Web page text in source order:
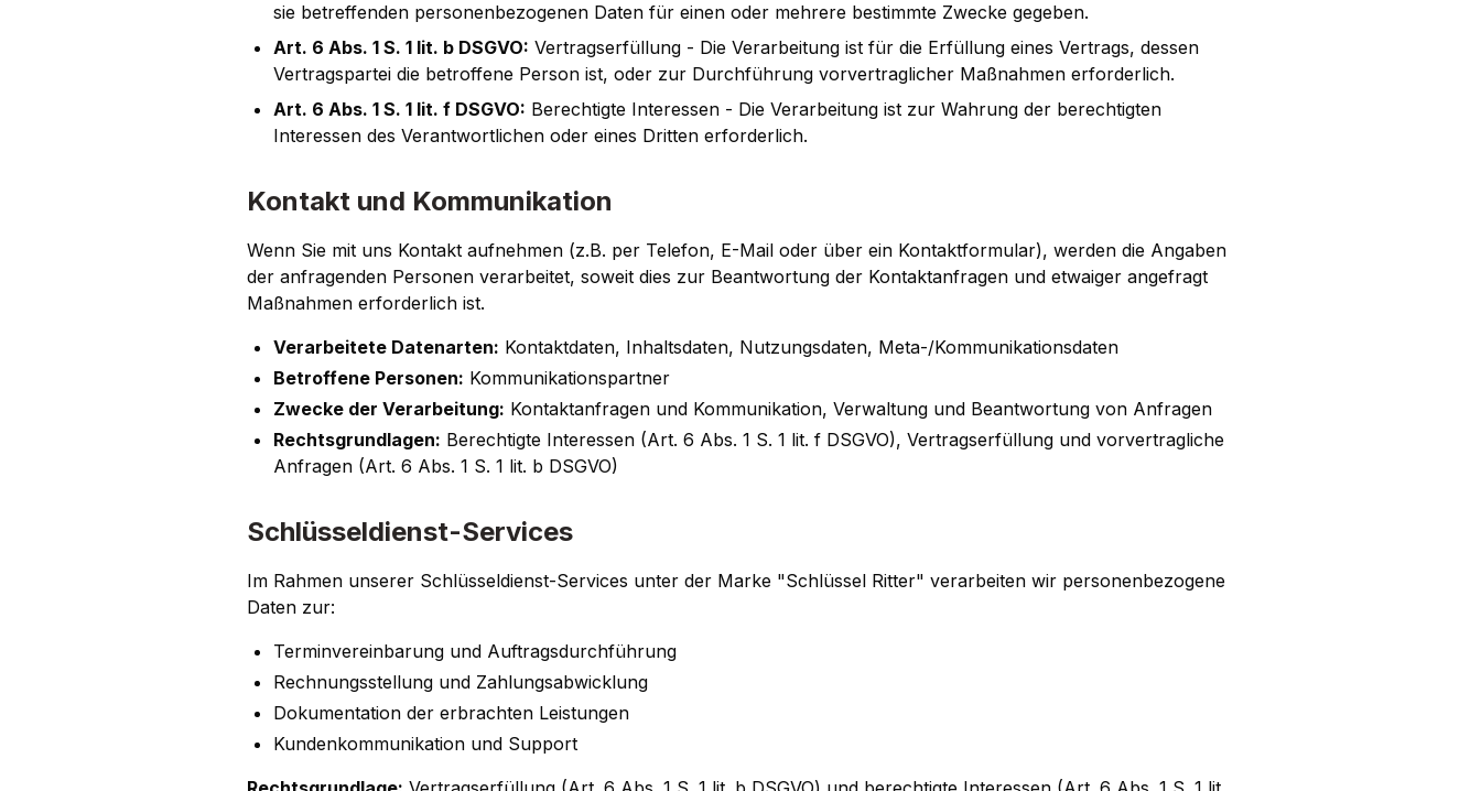
sie betreffenden personenbezogenen Daten für einen oder mehrere bestimmte Zwecke gegeben.
Art. 6 Abs. 1 S. 1 lit. b DSGVO: Vertragserfüllung - Die Verarbeitung ist für die Erfüllung eines Vertrags, dessen
Vertragspartei die betroffene Person ist, oder zur Durchführung vorvertraglicher Maßnahmen erforderlich.
Art. 6 Abs. 1 S. 1 lit. f DSGVO: Berechtigte Interessen - Die Verarbeitung ist zur Wahrung der berechtigten
Interessen des Verantwortlichen oder eines Dritten erforderlich.
Kontakt und Kommunikation
Wenn Sie mit uns Kontakt aufnehmen (z.B. per Telefon, E-Mail oder über ein Kontaktformular), werden die Angaben
der anfragenden Personen verarbeitet, soweit dies zur Beantwortung der Kontaktanfragen und etwaiger angefragt
Maßnahmen erforderlich ist.
Verarbeitete Datenarten: Kontaktdaten, Inhaltsdaten, Nutzungsdaten, Meta-/Kommunikationsdaten
Betroffene Personen: Kommunikationspartner
Zwecke der Verarbeitung: Kontaktanfragen und Kommunikation, Verwaltung und Beantwortung von Anfragen
Rechtsgrundlagen: Berechtigte Interessen (Art. 6 Abs. 1 S. 1 lit. f DSGVO), Vertragserfüllung und vorvertragliche
Anfragen (Art. 6 Abs. 1 S. 1 lit. b DSGVO)
Schlüsseldienst-Services
Im Rahmen unserer Schlüsseldienst-Services unter der Marke "Schlüssel Ritter" verarbeiten wir personenbezogene
Daten zur:
Terminvereinbarung und Auftragsdurchführung
Rechnungsstellung und Zahlungsabwicklung
Dokumentation der erbrachten Leistungen
Kundenkommunikation und Support